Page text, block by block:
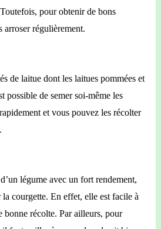
pour obtenir de bons
arroser régulièrement.
de laitue dont les laitues pommées et
possible de semer soi-même les
et vous pouvez les récolter
légume avec un fort rendement,
courgette. En effet, elle est facile à
bonne récolte. Par ailleurs, pour